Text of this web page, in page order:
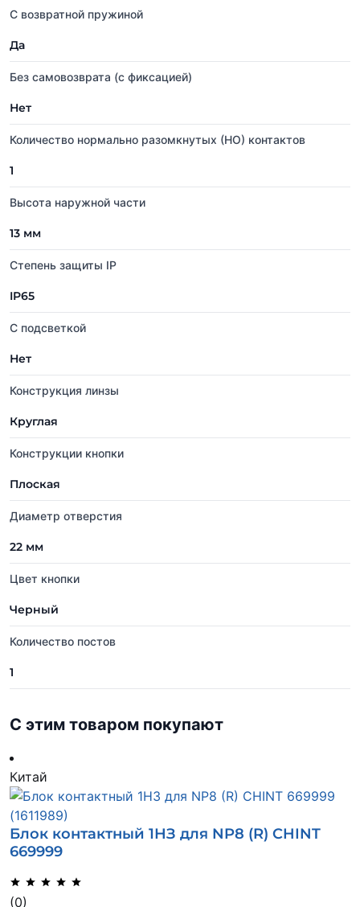
С возвратной пружиной
Да
Без самовозврата (с фиксацией)
Нет
Количество нормально разомкнутых (НО) контактов
1
Высота наружной части
13 мм
Степень защиты IP
IP65
С подсветкой
Нет
Конструкция линзы
Круглая
Конструкции кнопки
Плоская
Диаметр отверстия
22 мм
Цвет кнопки
Черный
Количество постов
1
С этим товаром покупают
Китай
Блок контактный 1НЗ для NP8 (R) CHINT
669999
(0)